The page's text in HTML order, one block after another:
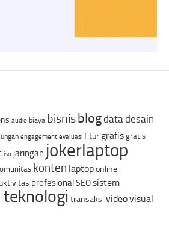
audio biaya bisnisblogdatadesain
engagement evaluasi fitur grafis gratis
iso jaringan jokerlaptop
konten laptoponline
profesionalSEOsistem
teknologi transaksi videovisual